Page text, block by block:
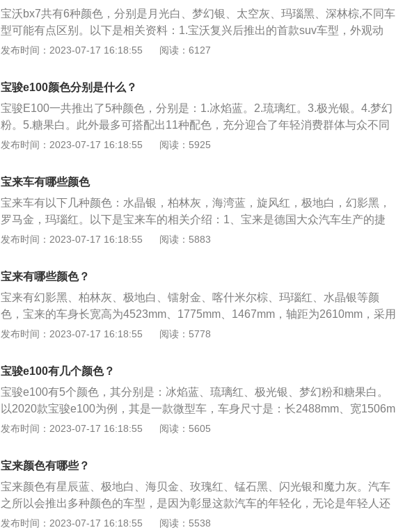
为CTF25的全新CVT变速箱，可模拟8速。2、外观方面：宝骏530新车的前脸采
用了双横幅镀铬式的六边形进气格栅，两侧的前大灯组运用分体式设计。LED日
间行车灯采用了狭长的造型设计，并使用镀铬饰条将其与进气格栅相结合。3、
配置方面：宝骏530将根据车型的不同提供LED日间行车灯、前泊车雷达、天
宝沃bx7共有6种颜色，分别是月光白、梦幻银、太空灰、玛瑙黑、深林棕,不同车
型可能有点区别。以下是相关资料：1.宝沃复兴后推出的首款suv车型，外观动
感，并且有5座、7座的座位组合方式。2.宝沃bx7是由德国设计中心前期开发，
新车前脸两侧的大灯与进气格栅相连，大灯灯组造型也十分犀利，远近光灯采用
一体式设计，灯组内部还融入了leD转向灯和日间行车灯。B柱和C柱采用黑色涂
装，整体性较强，新车车窗轮廓采用镀铬装饰，加上车型的镀铬行李架，看上去
很上档次。此外，新车采用双色多辐式轮圈，在车顶还装有全景式天窗。
发布时间：2023-07-17 16:18:55 阅读：6127
宝骏e100颜色分别是什么？
宝骏E100一共推出了5种颜色，分别是：1.冰焰蓝。2.琉璃红。3.极光银。4.梦幻
粉。5.糖果白。此外最多可搭配出11种配色，充分迎合了年轻消费群体与众不同
的消费心理；A柱和B柱采用了黑色涂装，看起来酷劲十足。宝骏E100整体设计
栅。配合白色的车身以及黄色的车顶，相当时尚。尾部方面，新车配备了飞翼状
的尾灯，两尾灯之间则是通过光带相连，很有未来感。
发布时间：2023-07-17 16:18:55 阅读：5925
宝来车有哪些颜色
宝来车有以下几种颜色：水晶银，柏林灰，海湾蓝，旋风红，极地白，幻影黑，
罗马金，玛瑙红。以下是宝来车的相关介绍：1、宝来是德国大众汽车生产的捷
达系列小轿车的第四代产品，除轿车版本之外，也有旅行车的版本。2、宝来外
统。3、在外形上，新宝来的研发以中国的传统舞狮为灵感。从车前45度角看过
去，新宝来与宝来经典有一定的差异，新宝来看起来更大气，气度非凡，狮眼式
的前大灯有一种威慑的力量散发出来，从车身侧面看过去，新宝来的车身线条更
加流畅而优雅，更加修长，动静之间彰显舞狮的灵动与威猛。
发布时间：2023-07-17 16:18:55 阅读：5883
宝来有哪些颜色？
宝来有幻影黑、柏林灰、极地白、镭射金、喀什米尔棕、玛瑙红、水晶银等颜
色，宝来的车身长宽高为4523mm、1775mm、1467mm，轴距为2610mm，采用
环抱式中控台设计，搭配高亮黑钢琴漆面板装饰，搭载新车载导航多媒体系统。
椅，同时还配备了换挡提示功能、标配电动助力转向系统，全系采用空气动力学
发布时间：2023-07-17 16:18:55 阅读：5778
宝骏e100有几个颜色？
宝骏e100有5个颜色，其分别是：冰焰蓝、琉璃红、极光银、梦幻粉和糖果白。
以2020款宝骏e100为例，其是一款微型车，车身尺寸是：长2488mm、宽1506m
m、高1670mm，轴距为1600mm，最小离地间隙为130mm，车身重量为849k
其搭载了永磁同步电动机，最大马力是40ps，最大功率是29kw，最大扭矩是110
nm，与其匹配的是1挡固定齿比变速箱。
发布时间：2023-07-17 16:18:55 阅读：5605
宝来颜色有哪些？
宝来颜色有星辰蓝、极地白、海贝金、玫瑰红、锰石黑、闪光银和魔力灰。汽车
之所以会推出多种颜色的车型，是因为彰显这款汽车的年轻化，无论是年轻人还
是中年人，都能够在这些颜色中找到自己喜欢的。宝来是一汽大众第一款自主设
发布时间：2023-07-17 16:18:55 阅读：5538